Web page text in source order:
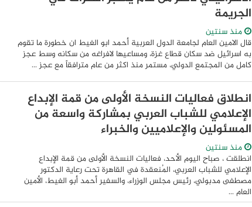
الجريمة
منذ سنتين
قال الامين العام لجامعة الدول العربية أحمد ابو الغيط ان خطورة ما تقوم
به اسرائيل ضد سكان قطاع غزة، ومساعيها لافراغه من سكانه وسط عجز
كامل من المجتمع الدولي، مستمر منذ اكثر من عام مترافقاً مع عجز ...
انطلاق فعاليات النسخة الأولى من قمة الإبداع
الإعلامي للشباب العربي بمشاركة واسعة من
المسئولين والإعلاميين والخبراء
منذ سنتين
انطلقت ، صباح اليوم الأحد، فعاليات النسخة الأولى من قمة الإبداع
الإعلامي للشباب العربي، المُنعقدة في القاهرة تحت رعاية الدكتور
مصطفى مدبولي، رئيس مجلس الوزراء، والسفير أحمد أبو الغيط، الأمين
العام ...